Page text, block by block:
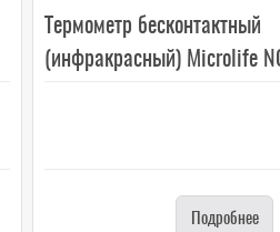
Термометр бесконтактный
(инфракрасный) Microlife
Подробнее